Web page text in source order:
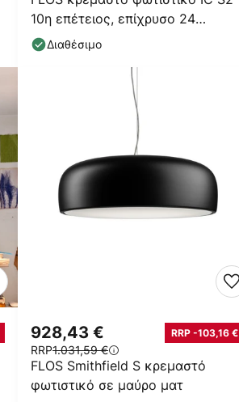
10η επέτειος, επίχρυσο 24
καρατίων
Διαθέσιμο
FLOS Smithfield S κρεμαστό
φωτιστικό σε μαύρο ματ
928,43 € RRP -103,16 €
RRP1.031,59 €